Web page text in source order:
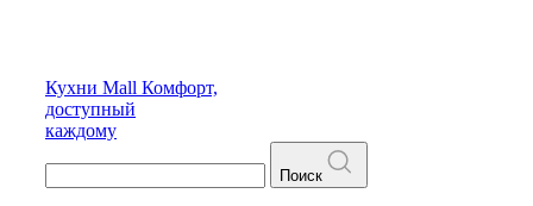
Кухни Mall Комфорт,
доступный
каждому
Поиск